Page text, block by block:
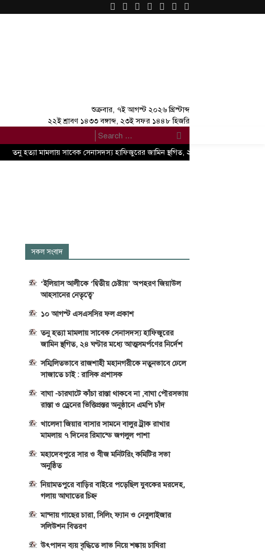
শুক্রবার, ৭ই আগস্ট ২০২৬ খ্রিস্টাব্দ
২২ই শ্রাবণ ১৪৩৩ বঙ্গাব্দ, ২৩ই সফর ১৪৪৮ হিজরি
×
তনু হত্যা মামলায় সাবেক সেনাসদস্য হাফিজুরের জামিন স্থগিত, ২৪ ঘণ্টার মধ্যে
সকল সংবাদ
‘ইলিয়াস আলীকে ‘দ্বিতীয় চেষ্টায়’ অপহরণ জিয়াউল
আহসানের নেতৃত্বে’
১০ আগস্ট এসএসসির ফল প্রকাশ
তনু হত্যা মামলায় সাবেক সেনাসদস্য হাফিজুরের
জামিন স্থগিত, ২৪ ঘণ্টার মধ্যে আত্মসমর্পণের নির্দেশ
সম্মিলিতভাবে রাজশাহী মহানগরীকে নতুনভাবে ঢেলে
সাজাতে চাই : রাসিক প্রশাসক
বাঘা -চারঘাটে কাঁচা রাস্তা থাকবে না ,বাঘা পৌরসভায়
রাস্তা ও ড্রেনের ভিত্তিপ্রস্তর অনুষ্ঠানে এমপি চাঁদ
খালেদা জিয়ার বাসার সামনে বালুর ট্রাক রাখার
মামলায় ৭ দিনের রিমান্ডে জগলুল পাশা
মহাদেবপুরে সার ও বীজ মনিটরিং কমিটির সভা
অনুষ্ঠিত
নিয়ামতপুরে বাড়ির বাইরে পড়েছিল যুবকের মরদেহ,
গলায় আঘাতের চিহ্ন
মান্দায় গাছের চারা, সিলিং ফ্যান ও নেবুলাইজার
সলিউশন বিতরণ
উৎপাদন ব্যয় বৃদ্ধিতে লাভ নিয়ে শঙ্কায় চাষিরা